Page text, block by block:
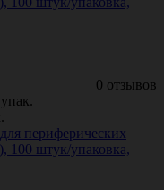
0 отзывов
периферических
100 штук/упаковка,